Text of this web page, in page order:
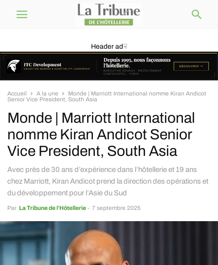
Header ad☟
Accueil A la une
Monde | Marriott International nomme Kiran Andicot
Senior Vice President, South Asia
Monde | Marriott International
nomme Kiran Andicot Senior
Vice President, South Asia
Avec près de 30 ans d’expérience dans l’hôtellerie et 19 ans
chez Marriott, Kiran Andicot prend la direction des opérations et
du développement pour l’Asie du Sud
Par La Tribune de l’Hôtellerie - 7 septembre 2025